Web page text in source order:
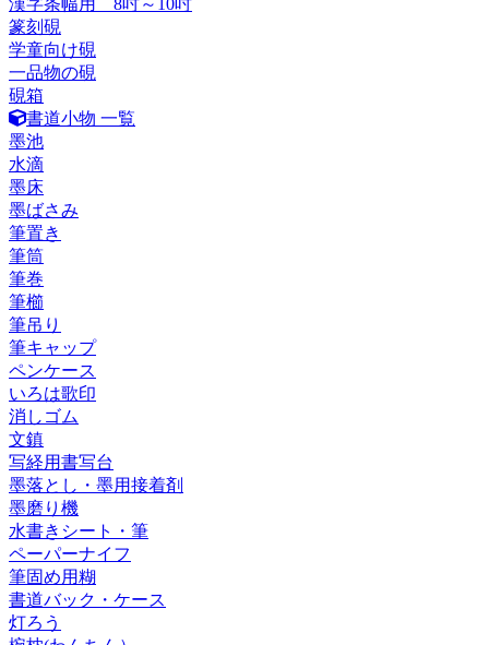
篆刻硯
学童向け硯
一品物の硯
硯箱
書道小物 一覧
墨池
水滴
墨床
墨ばさみ
筆置き
筆筒
筆巻
筆櫛
筆吊り
筆キャップ
ペンケース
いろは歌印
消しゴム
文鎮
写経用書写台
墨落とし・墨用接着剤
墨磨り機
水書きシート・筆
ペーパーナイフ
筆固め用糊
書道バック・ケース
灯ろう